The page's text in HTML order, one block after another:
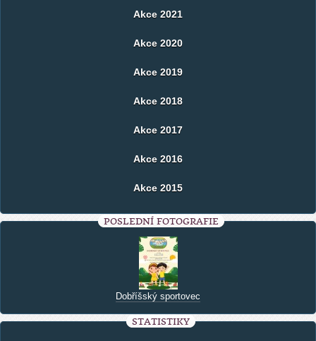
Akce 2021
Akce 2020
Akce 2019
Akce 2018
Akce 2017
Akce 2016
Akce 2015
POSLEDNÍ FOTOGRAFIE
Dobříšský sportovec
STATISTIKY